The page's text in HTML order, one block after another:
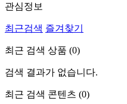
관심정보
최근검색 즐겨찾기
최근 검색 상품 (0)
검색 결과가 없습니다.
최근 검색 콘텐츠 (0)